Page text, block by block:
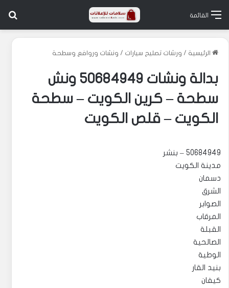
القائمة
الرئيسية / ورشات تصليح سيارات / ونشات وروافع وسطحة
بدالة ونشات 50684949 ونش
سطحة – كرين الكويت – سطحة
الكويت – قلص الكويت
50684949 – بنشر
مدينة الكويت
دسمان
الشرق
الصوابر
المرقاب
القبلة
الصالحية
الوطية
بنيد القار
كيفان